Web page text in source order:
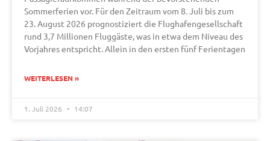
Sommerferien vor. Für den Zeitraum vom 8. Juli bis zum
23. August 2026 prognostiziert die Flughafengesellschaft
rund 3,7 Millionen Fluggäste, was in etwa dem Niveau des
Vorjahres entspricht. Allein in den ersten fünf Ferientagen
WEITERLESEN »
1. Juli 2026 14:07